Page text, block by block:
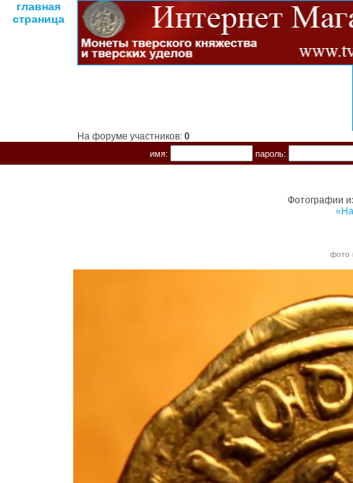
главная
страница
На форуме участников: 0
имя: пароль:
Фотографии
фото